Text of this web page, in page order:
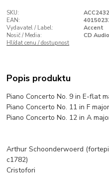
SKU:
EAN:
Vydavatel / Label:
Accent
Nosič / Media:
CD Audio
Hlídat cenu / dostupnost
Popis produktu
Piano Concerto No. 9 in E-flat
Piano Concerto No. 11 in F
Piano Concerto No. 12 in A
Arthur Schoonderwoerd
c1782)
Cristofori